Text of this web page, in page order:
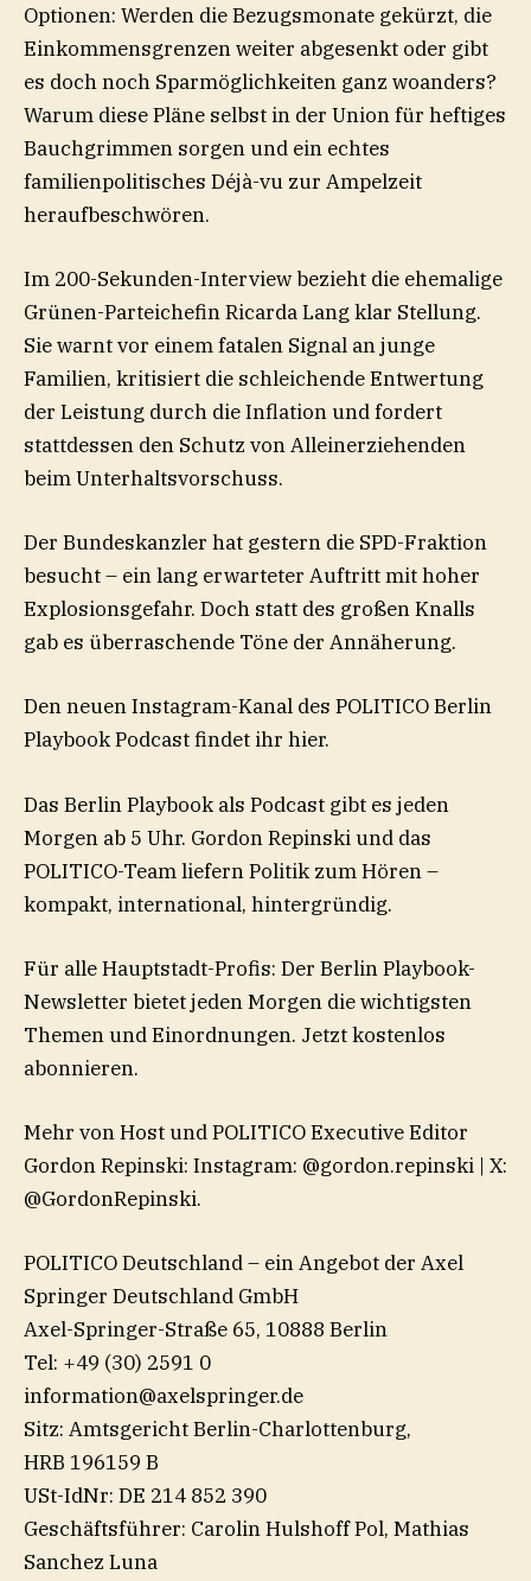
Optionen: Werden die Bezugsmonate gekürzt, die
Einkommensgrenzen weiter abgesenkt oder gibt
es doch noch Sparmöglichkeiten ganz woanders?
Warum diese Pläne selbst in der Union für heftiges
Bauchgrimmen sorgen und ein echtes
familienpolitisches Déjà-vu zur Ampelzeit
heraufbeschwören.
Im 200-Sekunden-Interview bezieht die ehemalige
Grünen-Parteichefin Ricarda Lang klar Stellung.
Sie warnt vor einem fatalen Signal an junge
Familien, kritisiert die schleichende Entwertung
der Leistung durch die Inflation und fordert
stattdessen den Schutz von Alleinerziehenden
beim Unterhaltsvorschuss.
Der Bundeskanzler hat gestern die SPD-Fraktion
besucht – ein lang erwarteter Auftritt mit hoher
Explosionsgefahr. Doch statt des großen Knalls
gab es überraschende Töne der Annäherung.
Den neuen Instagram-Kanal des POLITICO Berlin
Playbook Podcast findet ihr hier.
Das Berlin Playbook als Podcast gibt es jeden
Morgen ab 5 Uhr. Gordon Repinski und das
POLITICO-Team liefern Politik zum Hören –
kompakt, international, hintergründig.
Für alle Hauptstadt-Profis: Der Berlin Playbook-
Newsletter bietet jeden Morgen die wichtigsten
Themen und Einordnungen. ⁠Jetzt kostenlos
abonnieren.
Mehr von Host und POLITICO Executive Editor
Gordon Repinski: Instagram: ⁠@gordon.repinski⁠ | X:
⁠@GordonRepinski⁠.
POLITICO Deutschland – ein Angebot der Axel
Springer Deutschland GmbH
Axel-Springer-Straße 65, 10888 Berlin
Tel: +49 (30) 2591 0
information@axelspringer.de
Sitz: Amtsgericht Berlin-Charlottenburg,
HRB 196159 B
USt-IdNr: DE 214 852 390
Geschäftsführer: Carolin Hulshoff Pol, Mathias
Sanchez Luna